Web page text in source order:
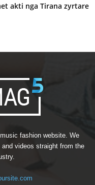
akti nga Tirana zyrtare
fashion website. We
videos straight from the